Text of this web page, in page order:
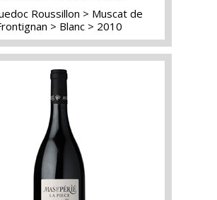
Roussillon
Muscat de
Blanc 2010